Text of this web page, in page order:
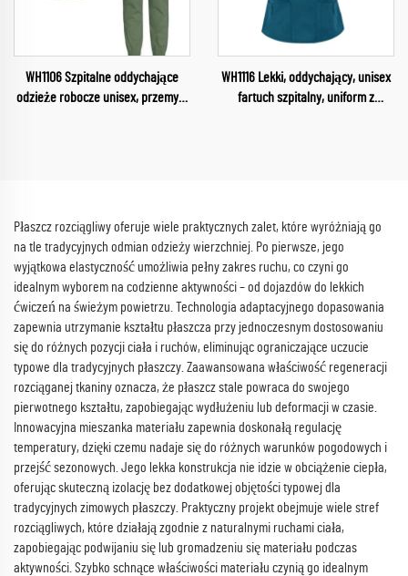
WH1106 Szpitalne oddychające
odzieże robocze unisex, przemysł
WH1116 Lekki, oddychający, unisex
fartuch szpitalny, uniform z
Płaszcz rozciągliwy oferuje wiele praktycznych zalet, które wyróżniają go
na tle tradycyjnych odmian odzieży wierzchniej. Po pierwsze, jego
wyjątkowa elastyczność umożliwia pełny zakres ruchu, co czyni go
idealnym wyborem na codzienne aktywności – od dojazdów do lekkich
ćwiczeń na świeżym powietrzu. Technologia adaptacyjnego dopasowania
zapewnia utrzymanie kształtu płaszcza przy jednoczesnym dostosowaniu
się do różnych pozycji ciała i ruchów, eliminując ograniczające uczucie
typowe dla tradycyjnych płaszczy. Zaawansowana właściwość regeneracji
rozciąganej tkaniny oznacza, że płaszcz stale powraca do swojego
pierwotnego kształtu, zapobiegając wydłużeniu lub deformacji w czasie.
Innowacyjna mieszanka materiału zapewnia doskonałą regulację
temperatury, dzięki czemu nadaje się do różnych warunków pogodowych i
przejść sezonowych. Jego lekka konstrukcja nie idzie w obciążenie ciepła,
oferując skuteczną izolację bez dodatkowej objętości typowej dla
tradycyjnych zimowych płaszczy. Praktyczny projekt obejmuje wiele stref
rozciągliwych, które działają zgodnie z naturalnymi ruchami ciała,
zapobiegając podwijaniu się lub gromadzeniu się materiału podczas
aktywności. Szybko schnące właściwości materiału czynią go idealnym